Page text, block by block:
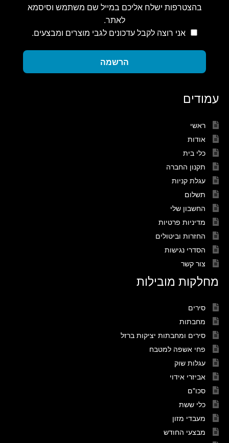
בהצטרפות ישלח אליכם במייל שם משתמש וסיסמא
לאתר.
אני רוצה לקבל עדכונים לגבי מוצרים ומבצעים.
הרשמה
עמודים
ראשי
אודות
כלי בית
תקנון החברה
עגלת קניות
תשלום
החשבון שלי
מדיניות פרטיות
החזרות וביטולים
הסדרי נגישות
צור קשר
מחלקות מובילות
סירים
מחבתות
סירים ומחבתות יציקות ברזל
פחי אשפה למטבח
עגלות שוק
אביזרי אידוי
סכו"ם
כלי ששת
מעבדי מזון
מבצעי החודש